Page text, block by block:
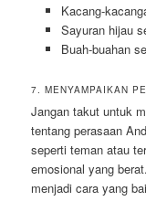
Kacang-
Sayuran hijau
Buah-buahan
7. MENYAMPAIKAN
Jangan takut untuk
tentang perasaan
seperti teman atau
emosional yang
menjadi cara yang